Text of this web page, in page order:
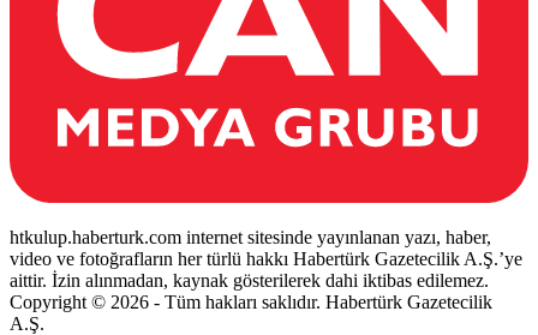
htkulup.haberturk.com internet sitesinde yayınlanan yazı, haber,
video ve fotoğrafların her türlü hakkı Habertürk Gazetecilik A.Ş.’ye
aittir. İzin alınmadan, kaynak gösterilerek dahi iktibas edilemez.
Copyright © 2026 - Tüm hakları saklıdır. Habertürk Gazetecilik
A.Ş.